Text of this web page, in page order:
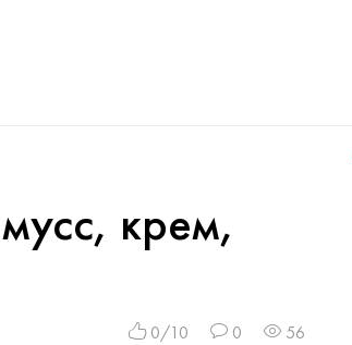
крем,
0/10 0 56